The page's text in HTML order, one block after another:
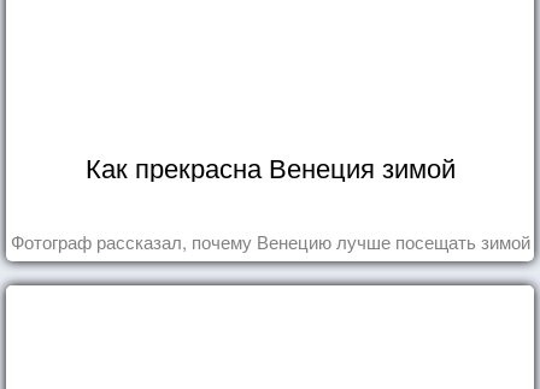
Как прекрасна Венеция зимой
Фотограф рассказал, почему Венецию лучше посещать зимой